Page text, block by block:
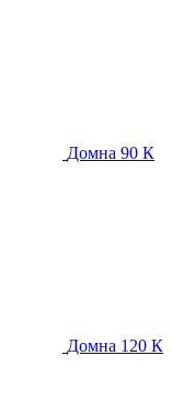
Домна 90 К
Домна 120 К